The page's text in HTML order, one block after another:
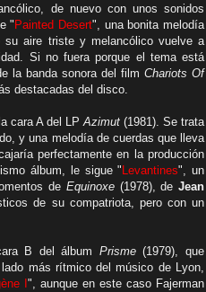
de nuevo con unos sonidos
" Painted Desert", una bonita melodía
aire triste y melancólico vuelve a
Si no fuera porque el tema está
la banda sonora del film Chariots Of
destacadas del disco.
cara A del LPAzimut(1981). Se trata
y una melodía de cuerdas que lleva
perfectamente en la producción
álbum, le sigue " Levantines", un
de Equinoxe(1978), de Jean
de su compatriota, pero con un
B del álbum Prisme(1979), que
más rítmico del músico de Lyon,
I ", aunque en este caso Fajerman